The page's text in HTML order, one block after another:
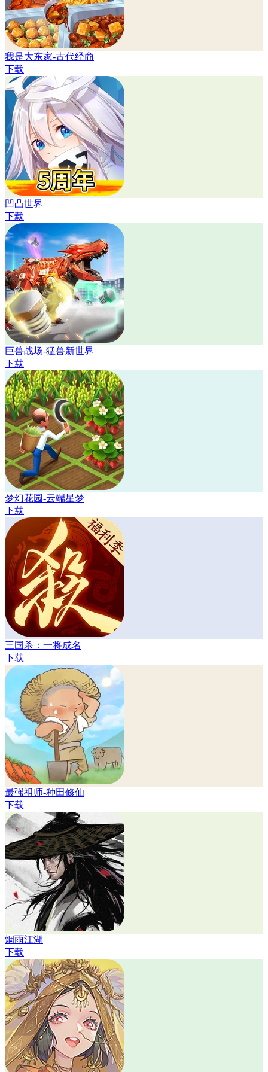
我是大东家-古代经商
下载
凹凸世界
下载
巨兽战场-猛兽新世界
下载
梦幻花园-云端星梦
下载
三国杀：一将成名
下载
最强祖师-种田修仙
下载
烟雨江湖
下载